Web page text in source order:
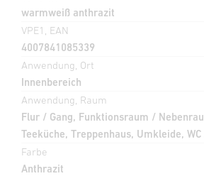
warmweiß anthrazit
VPE1, EAN
4007841085339
Anwendung, Ort
Innenbereich
Anwendung, Raum
Flur / Gang, Funktionsraum /
Teeküche, Treppenhaus, Umkleide,
Farbe
Anthrazit